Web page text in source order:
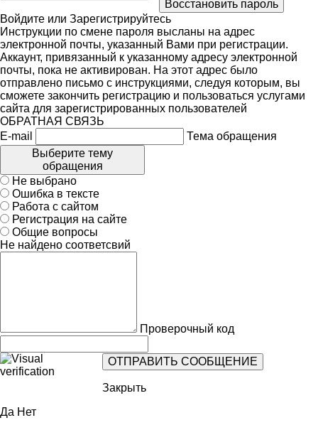
Войдите или Зарегистрируйтесь
Инструкции по смене пароля высланы на адрес
электронной почты, указанный Вами при регистрации.
Аккаунт, привязанный к указанному адресу электронной
почты, пока не активирован. На этот адрес было
отправлено письмо с инструкциями, следуя которым, вы
сможете закончить регистрацию и пользоваться услугами
сайта для зарегистрированных пользователей
ОБРАТНАЯ СВЯЗЬ
E-mail
Тема обращения
Выберите тему
обращения
Не выбрано
Ошибка в тексте
Работа с сайтом
Регистрация на сайте
Общие вопросы
Не найдено соответсвий
Проверочный код
Закрыть
Да Нет